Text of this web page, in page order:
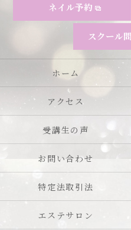
ネイル予約
スクール
ホーム
アクセス
受講生の声
お問い合わせ
特定法取引法
エステサロン